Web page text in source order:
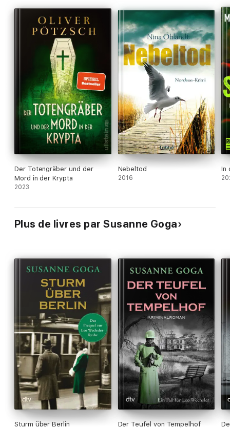
Der Totengräber und der
Mord in der Krypta
2023
Nebeltod
2016
In
Plus de livres par Susanne Goga
Sturm über Berlin Der Teufel von Tempelhof